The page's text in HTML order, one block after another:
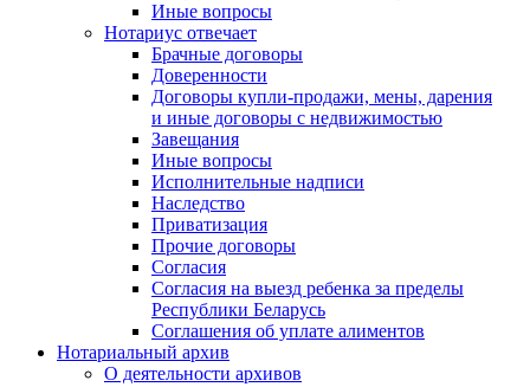
Иные вопросы
Нотариус отвечает
Брачные договоры
Доверенности
Договоры купли-продажи, мены, дарения
и иные договоры с недвижимостью
Завещания
Иные вопросы
Исполнительные надписи
Наследство
Приватизация
Прочие договоры
Согласия
Согласия на выезд ребенка за пределы
Республики Беларусь
Соглашения об уплате алиментов
Нотариальный архив
О деятельности архивов